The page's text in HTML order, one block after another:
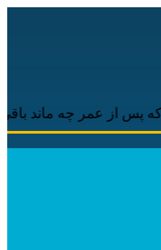
عمر چه ماند باقی ،